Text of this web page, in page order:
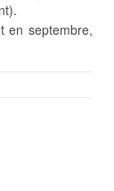
en septembre,